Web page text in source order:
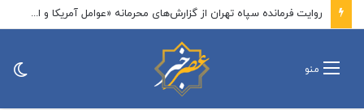
شوک قبوض آب و برق در تابستان / علت مشخص شد
منو